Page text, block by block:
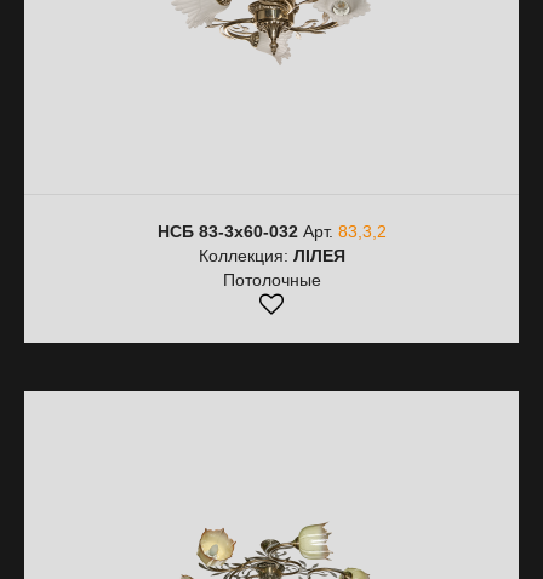
НСБ 83-3х60-032Арт. 83,3,2
Коллекция: ЛІЛЕЯ
Потолочные